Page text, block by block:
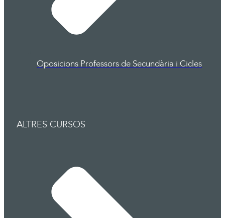
Oposicions Professors de Secundària i Cicles
ALTRES CURSOS